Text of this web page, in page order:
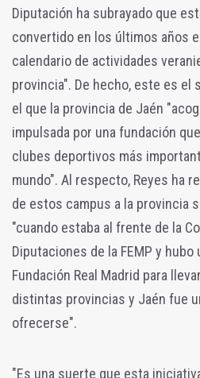
Diputación ha subrayado que
convertido en los últimos años
calendario de actividades
provincia". De hecho, este es el
el que la provincia de Jaén
impulsada por una fundación
clubes deportivos más
mundo". Al respecto, Reyes ha
de estos campus a la provincia
"cuando estaba al frente de la
Diputaciones de la FEMP y hubo
Fundación Real Madrid para
distintas provincias y Jaén fue
ofrecerse".
"Es una suerte que esta